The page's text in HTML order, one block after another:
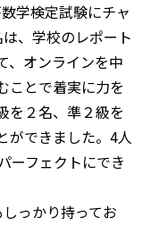
学検定試験にチャ
、学校のレポート
、オンラインを中
ことで着実に力を
を２名、準２級を
ができました。4人
ーフェクトにでき
っかり持ってお